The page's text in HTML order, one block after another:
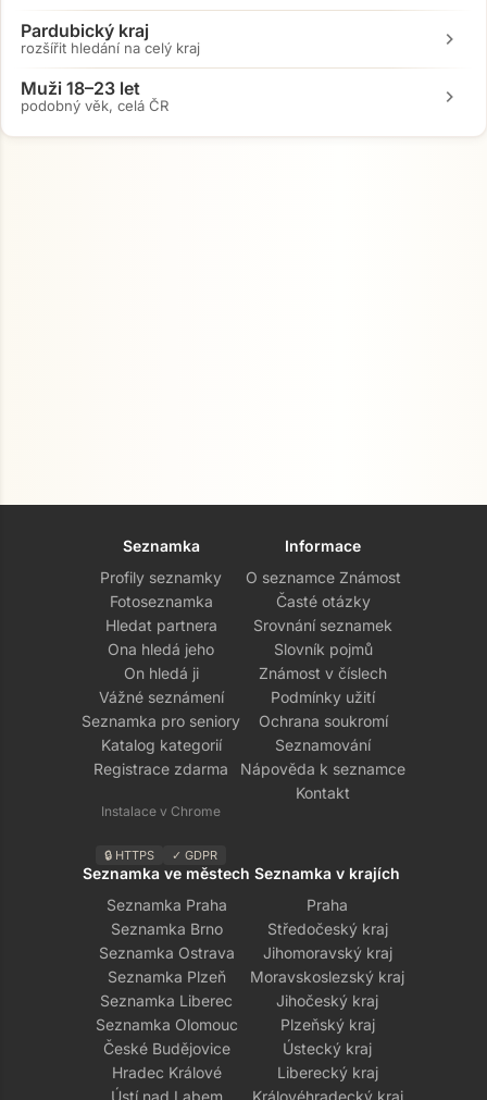
Pardubický kraj
rozšířit hledání na celý kraj chevron_right
Muži 18–23 let
podobný věk, celá ČR chevron_right
Seznamka
Profily seznamky
Fotoseznamka
Hledat partnera
Ona hledá jeho
On hledá ji
Vážné seznámení
Seznamka pro seniory
Katalog kategorií
Registrace zdarma
Instalace v Chrome
🔒 HTTPS ✓ GDPR
Informace
O seznamce Známost
Časté otázky
Srovnání seznamek
Slovník pojmů
Známost v číslech
Podmínky užití
Ochrana soukromí
Seznamování
Nápověda k seznamce
Kontakt
Seznamka ve městech
Seznamka Praha
Seznamka Brno
Seznamka Ostrava
Seznamka Plzeň
Seznamka Liberec
Seznamka Olomouc
České Budějovice
Hradec Králové
Ústí nad Labem
Seznamka v krajích
Praha
Středočeský kraj
Jihomoravský kraj
Moravskoslezský kraj
Jihočeský kraj
Plzeňský kraj
Ústecký kraj
Liberecký kraj
Královéhradecký kraj